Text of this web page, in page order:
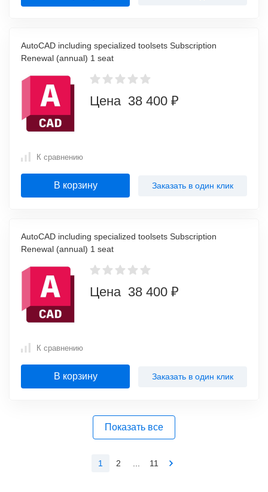
AutoCAD including specialized toolsets Subscription
Renewal (annual) 1 seat
Цена 38 400 ₽
К сравнению
В корзину Заказать в один клик
AutoCAD including specialized toolsets Subscription
Renewal (annual) 1 seat
Цена 38 400 ₽
К сравнению
В корзину Заказать в один клик
Показать все
1 2 11